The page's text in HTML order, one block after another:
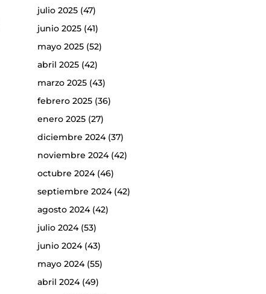
julio 2025(47)
junio 2025(41)
mayo 2025(52)
abril 2025(42)
marzo 2025(43)
febrero 2025(36)
enero 2025(27)
diciembre 2024(37)
noviembre 2024(42)
octubre 2024(46)
septiembre 2024(42)
agosto 2024(42)
julio 2024(53)
junio 2024(43)
mayo 2024(55)
abril 2024(49)